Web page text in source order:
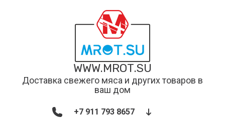
WWW.MROT.SU
Доставка свежего мяса и других товаров в
ваш дом
+7 911 793 8657